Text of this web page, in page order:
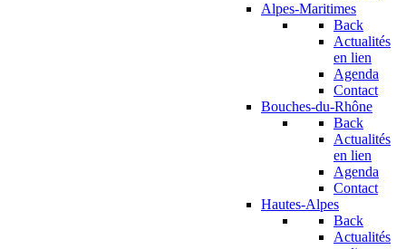
Alpes-Maritimes
Back
Actualités
en lien
Agenda
Contact
Bouches-du-Rhône
Back
Actualités
en lien
Agenda
Contact
Hautes-Alpes
Back
Actualités